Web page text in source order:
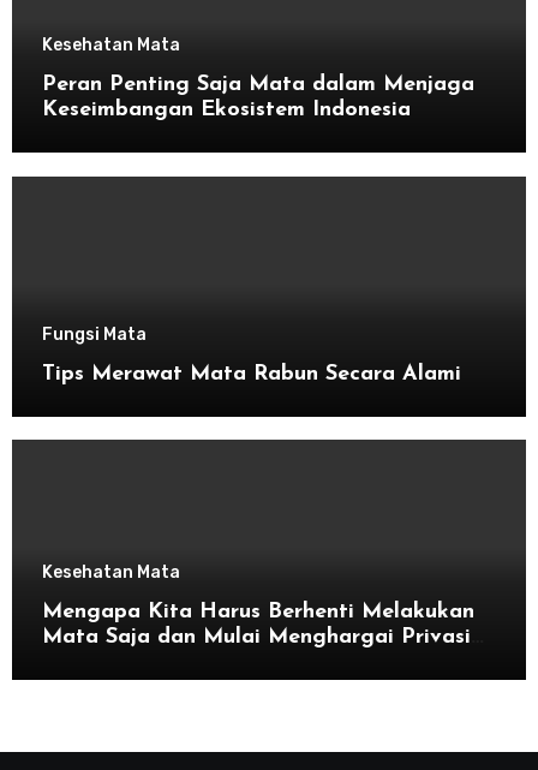
Kesehatan Mata
Peran Penting Saja Mata dalam Menjaga
Keseimbangan Ekosistem Indonesia
Fungsi Mata
Tips Merawat Mata Rabun Secara Alami
Kesehatan Mata
Mengapa Kita Harus Berhenti Melakukan
Mata Saja dan Mulai Menghargai Privasi